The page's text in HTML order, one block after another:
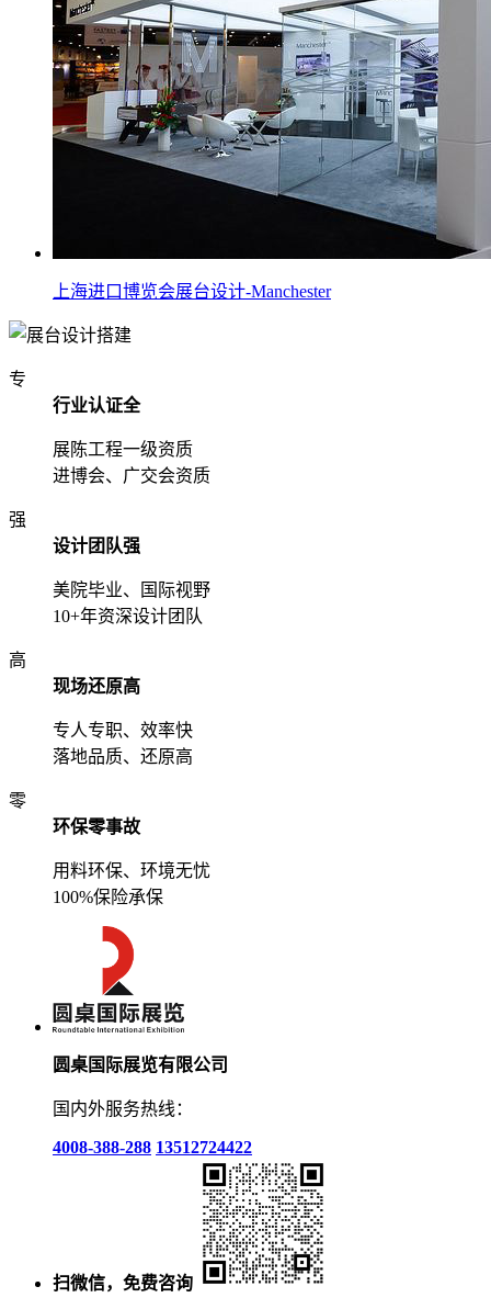
上海进口博览会展台设计-Manchester
专
行业认证全
展陈工程一级资质
进博会、广交会资质
强
设计团队强
美院毕业、国际视野
10+年资深设计团队
高
现场还原高
专人专职、效率快
落地品质、还原高
零
环保零事故
用料环保、环境无忧
100%保险承保
圆桌国际展览有限公司
国内外服务热线：
4008-388-288 13512724422
扫微信，免费咨询